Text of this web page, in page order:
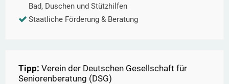
Bad, Duschen und Stützhilfen
Staatliche Förderung & Beratung
Tipp: Verein der Deutschen Gesellschaft für
Seniorenberatung (DSG)